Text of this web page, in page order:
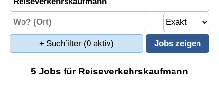
+ Suchfilter (0 aktiv)
5 Jobs für Reiseverkehrskaufmann